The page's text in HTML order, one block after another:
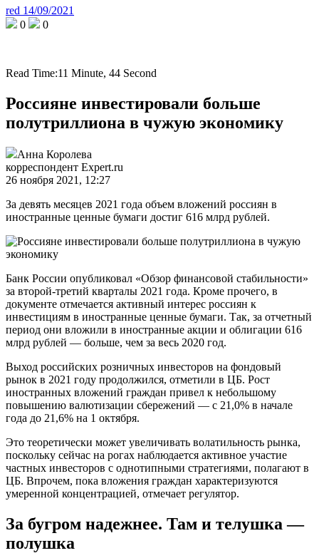
red 14/09/2021
0
0
Read Time:11 Minute, 44 Second
Россияне инвестировали больше
полутриллиона в чужую экономику
Анна Королева
корреспондент Expert.ru
26 ноября 2021, 12:27
За девять месяцев 2021 года объем вложений россиян в
иностранные ценные бумаги достиг 616 млрд рублей.
Банк России опубликовал «Обзор финансовой стабильности»
за второй-третий кварталы 2021 года. Кроме прочего, в
документе отмечается активный интерес россиян к
инвестициям в иностранные ценные бумаги. Так, за отчетный
период они вложили в иностранные акции и облигации 616
млрд рублей — больше, чем за весь 2020 год.
Выход российских розничных инвесторов на фондовый
рынок в 2021 году продолжился, отметили в ЦБ. Рост
иностранных вложений граждан привел к небольшому
повышению валютизации сбережений — с 21,0% в начале
года до 21,6% на 1 октября.
Это теоретически может увеличивать волатильность рынка,
поскольку сейчас на рогах наблюдается активное участие
частных инвесторов с однотипными стратегиями, полагают в
ЦБ. Впрочем, пока вложения граждан характеризуются
умеренной концентрацией, отмечает регулятор.
За бугром надежнее. Там и телушка —
полушка